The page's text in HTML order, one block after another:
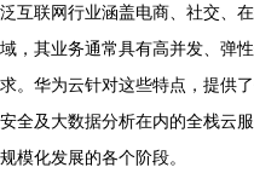
泛互联网行业涵盖电商、社交、
域，其业务通常具有高并发、弹
求。华为云针对这些特点，提供
安全及大数据分析在内的全栈云
规模化发展的各个阶段。